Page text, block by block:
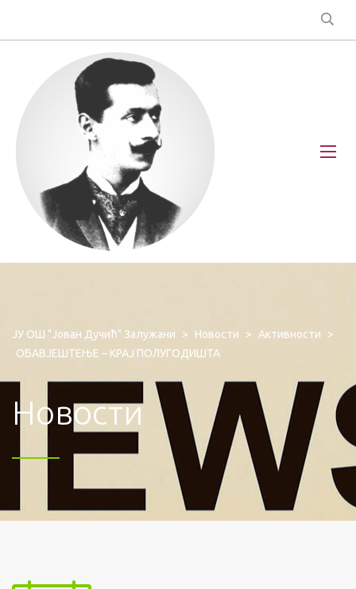
ЈУ ОШ "Јован Дучић" Залужани > Новости > Активности
>
ОБАВЈЕШТЕЊЕ – КРАЈ ПОЛУГОДИШТА
Новости